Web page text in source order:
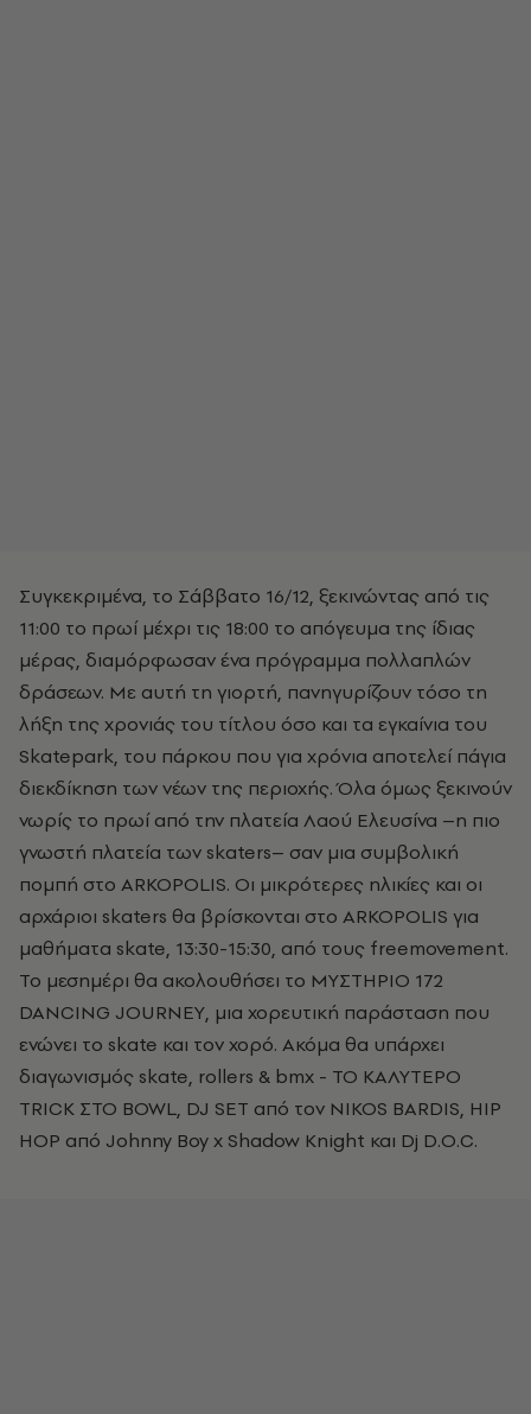
Συγκεκριμένα, το Σάββατο 16/12, ξεκινώντας από τις
11:00 το πρωί μέχρι τις 18:00 το απόγευμα της ίδιας
μέρας, διαμόρφωσαν ένα πρόγραμμα πολλαπλών
δράσεων. Με αυτή τη γιορτή, πανηγυρίζουν τόσο τη
λήξη της χρονιάς του τίτλου όσο και τα εγκαίνια του
Skatepark, του πάρκου που για χρόνια αποτελεί πάγια
διεκδίκηση των νέων της περιοχής. Όλα όμως ξεκινούν
νωρίς το πρωί από την πλατεία Λαού Ελευσίνα –η πιο
γνωστή πλατεία των skaters– σαν μια συμβολική
πομπή στο ARKOPOLIS. Οι μικρότερες ηλικίες και οι
αρχάριοι skaters θα βρίσκονται στο ARKOPOLIS για
μαθήματα skate, 13:30-15:30, από τους freemovement.
Το μεσημέρι θα ακολουθήσει το ΜΥΣΤΗΡΙΟ 172
DANCING JOURNEY, μια χορευτική παράσταση που
ενώνει το skate και τον χορό. Ακόμα θα υπάρχει
διαγωνισμός skate, rollers & bmx - ΤΟ ΚΑΛΥΤΕΡΟ
TRICK ΣΤΟ BOWL, DJ SET από τον NIKOS BARDIS, HIP
HOP από Johnny Boy x Shadow Knight και Dj D.O.C.